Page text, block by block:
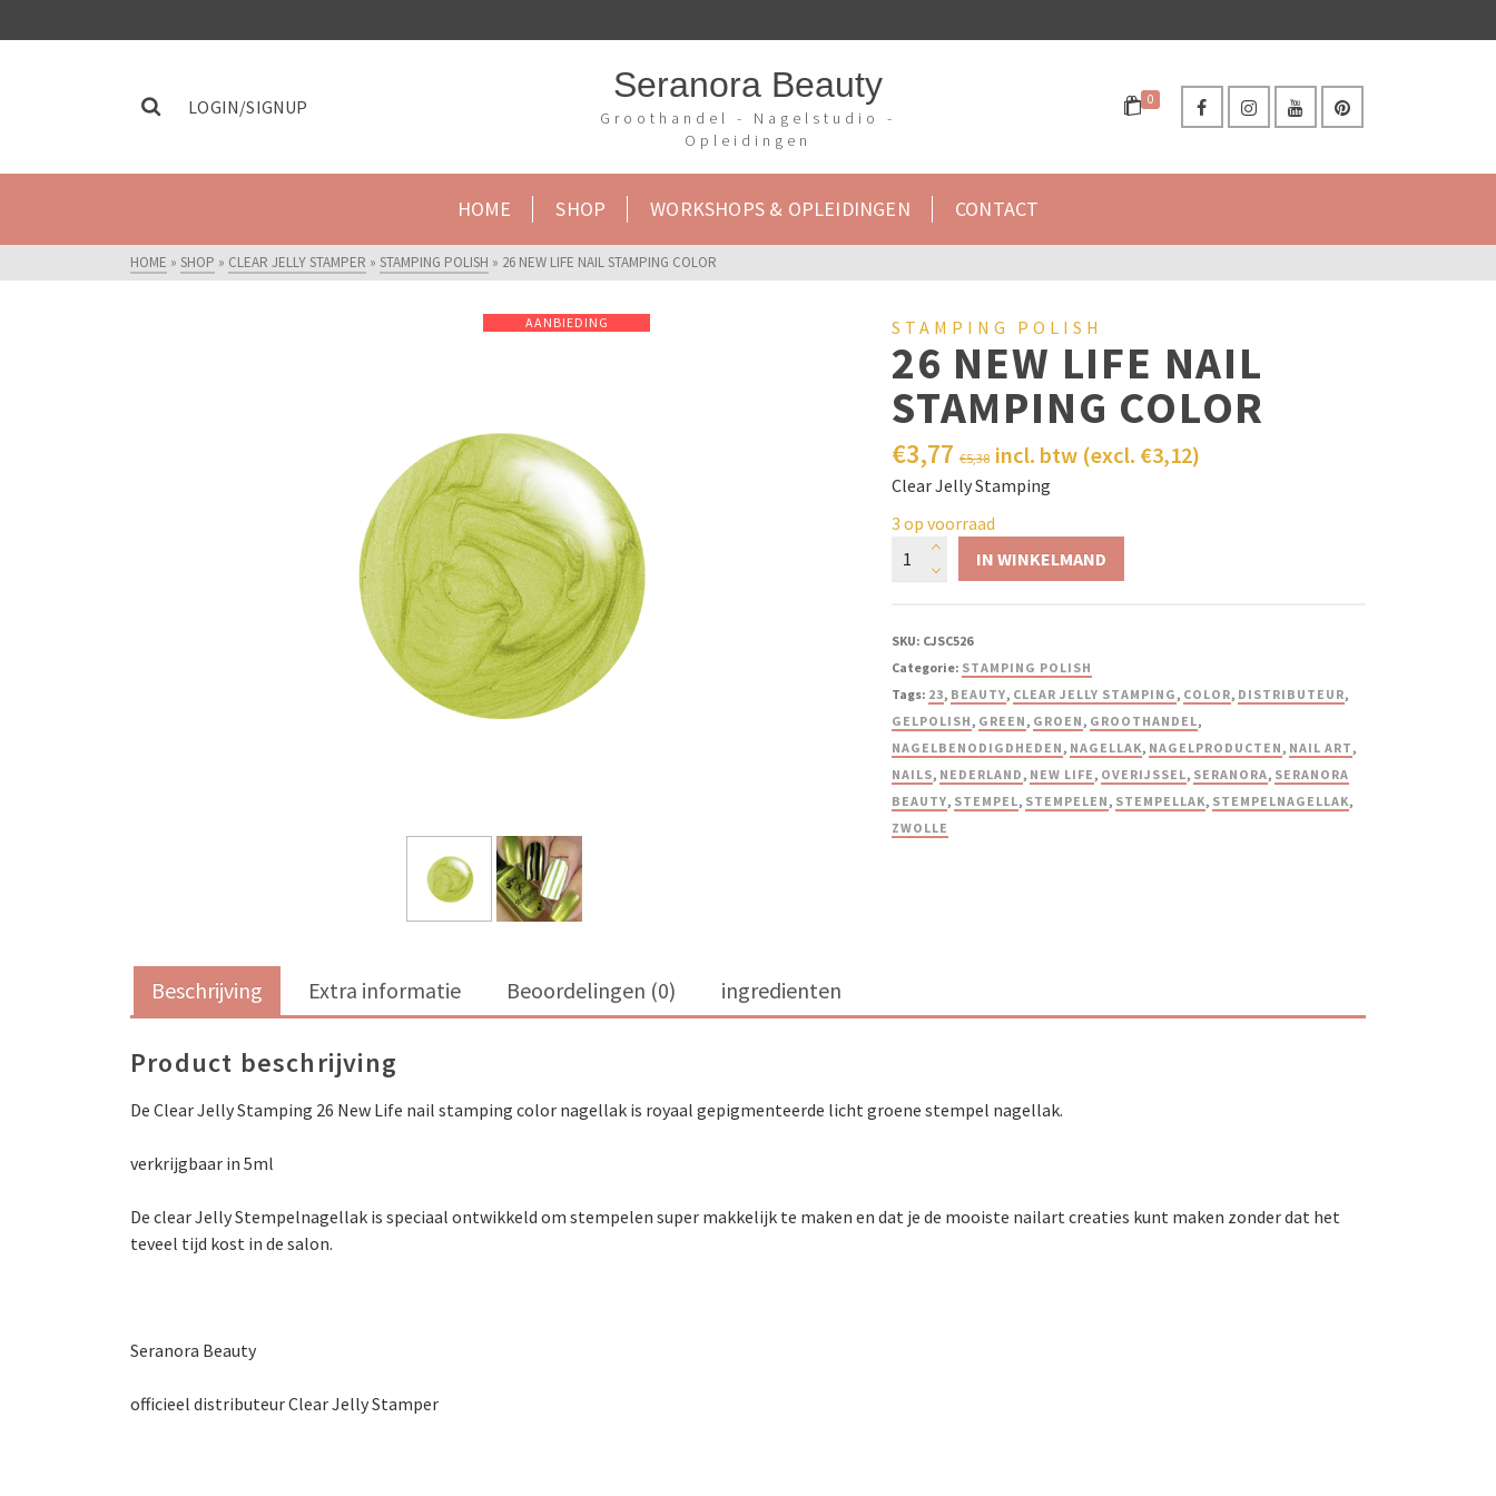
LOGIN/SIGNUP
Seranora Beauty
Groothandel - Nagelstudio -
Opleidingen
0
HOME SHOP WORKSHOPS & OPLEIDINGEN CONTACT
HOME » SHOP » CLEAR JELLY STAMPER » STAMPING POLISH » 26 NEW LIFE NAIL STAMPING COLOR
AANBIEDING STAMPING POLISH
26 NEW LIFE NAIL
STAMPING COLOR
€5,38
€3,77 incl. btw (excl. €3,12)
Clear Jelly Stamping
3 op voorraad
IN WINKELMAND
SKU: CJSC526
Categorie: STAMPING POLISH
Tags: 23, BEAUTY, CLEAR JELLY STAMPING, COLOR, DISTRIBUTEUR,
GELPOLISH, GREEN, GROEN, GROOTHANDEL,
NAGELBENODIGDHEDEN, NAGELLAK, NAGELPRODUCTEN, NAIL ART,
NAILS, NEDERLAND, NEW LIFE, OVERIJSSEL, SERANORA, SERANORA
BEAUTY, STEMPEL, STEMPELEN, STEMPELLAK, STEMPELNAGELLAK,
ZWOLLE
Beschrijving Extra informatie Beoordelingen (0) ingredienten
Product beschrijving
De Clear Jelly Stamping 26 New Life nail stamping color nagellak is royaal gepigmenteerde licht groene stempel nagellak.
verkrijgbaar in 5ml
De clear Jelly Stempelnagellak is speciaal ontwikkeld om stempelen super makkelijk te maken en dat je de mooiste nailart creaties kunt maken zonder dat het
teveel tijd kost in de salon.
Seranora Beauty
officieel distributeur Clear Jelly Stamper